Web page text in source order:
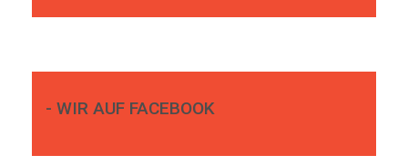
- WIR AUF FACEBOOK